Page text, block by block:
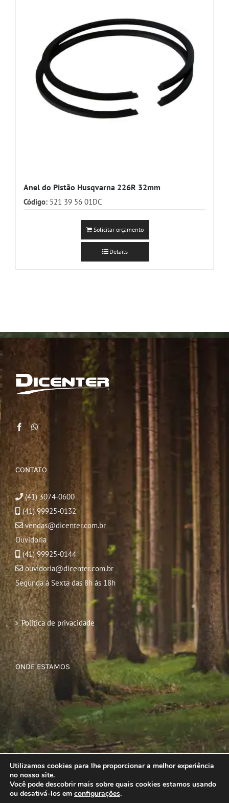
Anel do Pistão Husqvarna 226R 32mm
Código: 521 39 56 01DC
Solicitar orçamento
Details
CONTATO
(41) 3074-0600
(41) 99925-0132
vendas@dicenter.com.br
Ouvidoria
(41) 99925-0144
ouvidoria@dicenter.com.br
Segunda à Sexta das 8h às 18h
Política de privacidade
ONDE ESTAMOS
Utilizamos cookies para lhe proporcionar a melhor experiência
no nosso site.
Você pode descobrir mais sobre quais cookies estamos usando
ou desativá-los em configurações.